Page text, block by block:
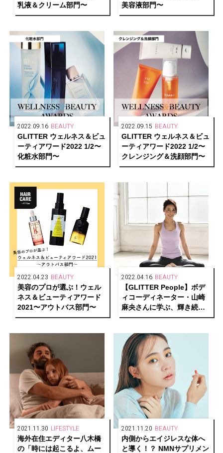
乳液＆クリーム部門〜
美容液部門〜
2022.09.16 BEAUTY
GLITTER ウェルネス＆ビュ
ーティアワード2022 1/2〜
化粧水部門〜
2022.09.15 BEAUTY
GLITTER ウェルネス＆ビュ
ーティアワード2022 1/2〜
クレンジング＆洗顔部門〜
2022.04.23 BEAUTY
美容のプロが選ぶ！ウェル
ネス＆ビューティアワード
2021〜アウトバス部門〜
2022.04.16 BEAUTY
【GLITTER People】ボデ
ィコーディネーター・山崎
麻央さんに学ぶ、輝き続け
る秘訣
2021.11.30 LIFESTYLE
海外在住エディター八木橋
の「時には起こるよ、ムー
2021.11.20 BEAUTY
内側からエイジレスな体へ
と導く！？ NMNサプリメン